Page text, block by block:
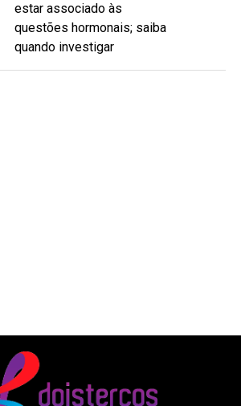
estar associado às
questões hormonais; saiba
quando investigar